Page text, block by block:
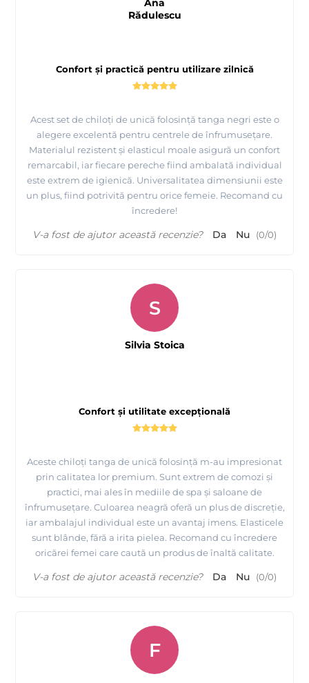
Confort și practică pentru utilizare zilnică
Acest set de chiloți de unică folosință tanga negri este o
alegere excelentă pentru centrele de înfrumusețare.
Materialul rezistent și elasticul moale asigură un confort
remarcabil, iar fiecare pereche fiind ambalată individual
este extrem de igienică. Universalitatea dimensiunii este
un plus, fiind potrivită pentru orice femeie. Recomand cu
încredere!
Ana
Rădulescu
V-a fost de ajutor această recenzie? Da Nu (0/0)
Confort și utilitate excepțională
Aceste chiloți tanga de unică folosință m-au impresionat
prin calitatea lor premium. Sunt extrem de comozi și
practici, mai ales în mediile de spa și saloane de
înfrumusețare. Culoarea neagră oferă un plus de discreție,
iar ambalajul individual este un avantaj imens. Elasticele
sunt blânde, fără a irita pielea. Recomand cu încredere
oricărei femei care caută un produs de înaltă calitate.
S
Silvia Stoica
V-a fost de ajutor această recenzie? Da Nu (0/0)
F